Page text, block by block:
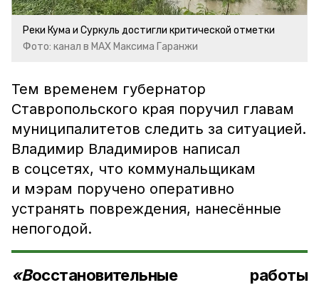
Реки Кума и Суркуль достигли критической отметки
Фото: канал в МАХ Максима Гаранжи
Тем временем губернатор
Ставропольского края поручил главам
муниципалитетов следить за ситуацией.
Владимир Владимиров написал
в соцсетях, что коммунальщикам
и мэрам поручено оперативно
устранять повреждения, нанесённые
непогодой.
«Восстановительные работы